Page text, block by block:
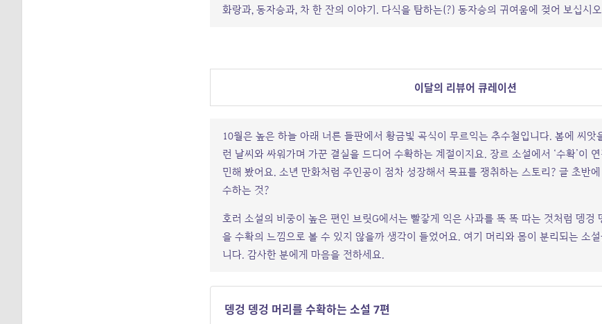
화랑과, 동자승과, 차 한 잔의 이야기. 다식을 탐하는(?) 동자승의 귀여움에 젖어 보십시
이달의 리뷰어 큐레이션
10월은 높은 하늘 아래 너른 들판에서 황금빛 곡식이 무르익는 추수철입니다. 봄에 씨앗
런 날씨와 싸워가며 가꾼 결실을 드디어 수확하는 계절이지요. 장르 소설에서 ‘수확’이
민해 봤어요. 소년 만화처럼 주인공이 점차 성장해서 목표를 쟁취하는 스토리? 글 초반
수하는 것?
호러 소설의 비중이 높은 편인 브릿G에서는 빨갛게 익은 사과를 똑 똑 따는 것처럼 뎅겅
을 수확의 느낌으로 볼 수 있지 않을까 생각이 들었어요. 여기 머리와 몸이 분리되는 소
니다. 감사한 분에게 마음을 전하세요.
뎅겅 뎅겅 머리를 수확하는 소설 7편